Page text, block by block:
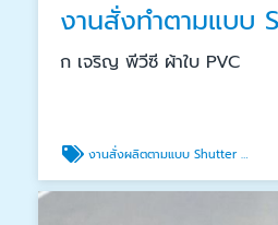
ก เจริญ พีวีซี ผ้าใบ PVC
งานสั่งผลิตตามแบบ Shutter Door PVC